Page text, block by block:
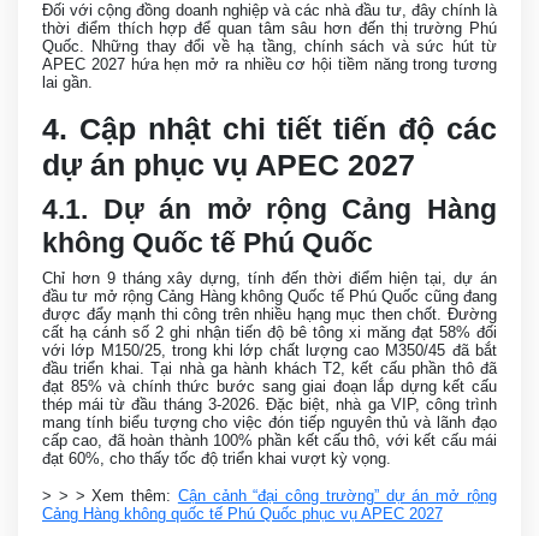
Đối với cộng đồng doanh nghiệp và các nhà đầu tư, đây chính là
thời điểm thích hợp để quan tâm sâu hơn đến thị trường Phú
Quốc. Những thay đổi về hạ tầng, chính sách và sức hút từ
APEC 2027 hứa hẹn mở ra nhiều cơ hội tiềm năng trong tương
lai gần.
4. Cập nhật chi tiết tiến độ các
dự án phục vụ APEC 2027
4.1. Dự án mở rộng Cảng Hàng
không Quốc tế Phú Quốc
Chỉ hơn 9 tháng xây dựng, tính đến thời điểm hiện tại, dự án
đầu tư mở rộng Cảng Hàng không Quốc tế Phú Quốc cũng đang
được đẩy mạnh thi công trên nhiều hạng mục then chốt. Đường
cất hạ cánh số 2 ghi nhận tiến độ bê tông xi măng đạt 58% đối
với lớp M150/25, trong khi lớp chất lượng cao M350/45 đã bắt
đầu triển khai. Tại nhà ga hành khách T2, kết cấu phần thô đã
đạt 85% và chính thức bước sang giai đoạn lắp dựng kết cấu
thép mái từ đầu tháng 3-2026. Đặc biệt, nhà ga VIP, công trình
mang tính biểu tượng cho việc đón tiếp nguyên thủ và lãnh đạo
cấp cao, đã hoàn thành 100% phần kết cấu thô, với kết cấu mái
đạt 60%, cho thấy tốc độ triển khai vượt kỳ vọng.
> > > Xem thêm: Cận cảnh “đại công trường” dự án mở rộng
Cảng Hàng không quốc tế Phú Quốc phục vụ APEC 2027